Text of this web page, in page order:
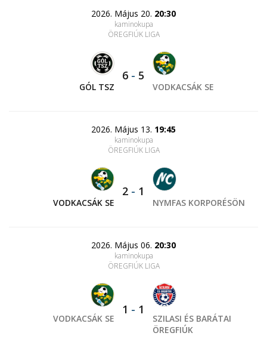
2026. Május 20. 20:30
kaminokupa
ÖREGFIÚK LIGA
GÓL TSZ
6 - 5
VODKACSÁK SE
2026. Május 13. 19:45
kaminokupa
ÖREGFIÚK LIGA
VODKACSÁK SE
2 - 1
NYMFAS KORPORÉSÖN
2026. Május 06. 20:30
kaminokupa
ÖREGFIÚK LIGA
VODKACSÁK SE
1 - 1
SZILASI ÉS BARÁTAI
ÖREGFIÚK